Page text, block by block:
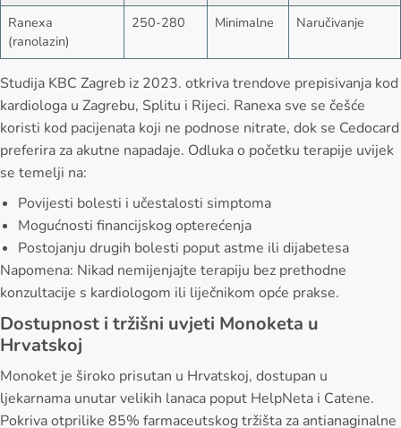
Ranexa
(ranolazin)
250-280 Minimalne Naručivanje
Studija KBC Zagreb iz 2023. otkriva trendove prepisivanja kod
kardiologa u Zagrebu, Splitu i Rijeci. Ranexa sve se češće
koristi kod pacijenata koji ne podnose nitrate, dok se Cedocard
preferira za akutne napadaje. Odluka o početku terapije uvijek
se temelji na:
Povijesti bolesti i učestalosti simptoma
Mogućnosti financijskog opterećenja
Postojanju drugih bolesti poput astme ili dijabetesa
Napomena: Nikad nemijenjajte terapiju bez prethodne
konzultacije s kardiologom ili liječnikom opće prakse.
Dostupnost i tržišni uvjeti Monoketa u
Hrvatskoj
Monoket je široko prisutan u Hrvatskoj, dostupan u
ljekarnama unutar velikih lanaca poput HelpNeta i Catene.
Pokriva otprilike 85% farmaceutskog tržišta za antianaginalne